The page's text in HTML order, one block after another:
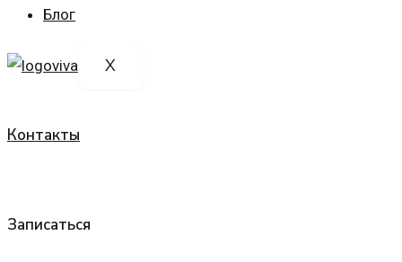
Блог
X
Контакты
Записаться